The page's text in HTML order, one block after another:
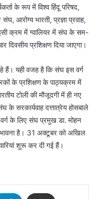
के रूप में विश्व हिंदू परिषद,
आरोग्य भारती, प्रज्ञा प्रवाह,
क्रम में ग्वालियर में संघ के सम-
दिवसीय प्रशिक्षण दिया जाएगा।
हैं। यही वजह है कि संघ इस वर्ग
के प्रशिक्षण के पाठ्यक्रम में
टोली की मौजूदगी में ही नए
सरकार्यवाह दत्तात्रेय होसबाले
के लिए संघ प्रमुख डा. मोहन
है। 31 अक्टूबर को अखिल
शुरू कर दी गई हैं।